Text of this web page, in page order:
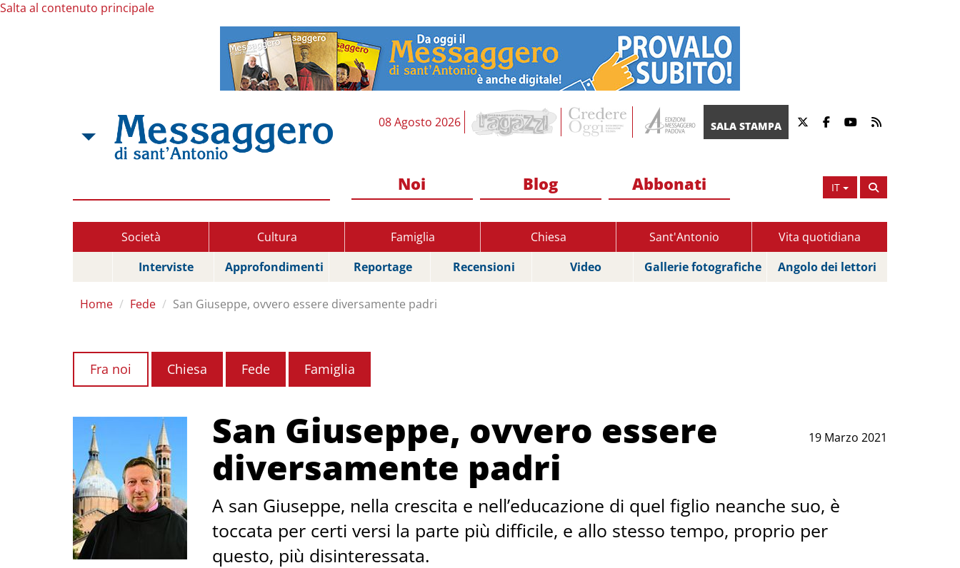
Salta al contenuto principale
08 Agosto 2026 SALA STAMPA
IT
Noi Blog Abbonati
Società Cultura Famiglia Chiesa Sant'Antonio
Vita quotidiana
Interviste
Approfondimenti Reportage Recensioni Video Gallerie fotografiche Angolo dei lettori
Home Fede San Giuseppe, ovvero essere diversamente padri
Fra noi Chiesa Fede Famiglia
19 Marzo 2021
San Giuseppe, ovvero essere
diversamente padri
A san Giuseppe, nella crescita e nell’educazione di quel figlio neanche suo, è
toccata per certi versi la parte più difficile, e allo stesso tempo, proprio per
questo, più disinteressata.